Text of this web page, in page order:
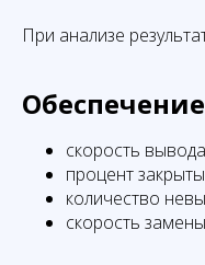
При анализе
скорость
процент
количество
скорость